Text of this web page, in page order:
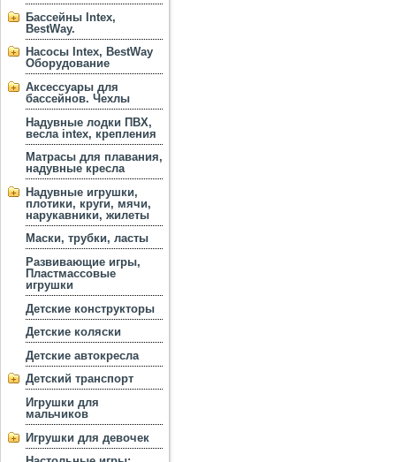
Бассейны Intex,
BestWay.
Насосы Intex, BestWay
Оборудование
Аксессуары для
бассейнов. Чехлы
Надувные лодки ПВХ,
весла intex, крепления
Матрасы для плавания,
надувные кресла
Надувные игрушки,
плотики, круги, мячи,
нарукавники, жилеты
Маски, трубки, ласты
Развивающие игры,
Пластмассовые
игрушки
Детские конструкторы
Детские коляски
Детские автокресла
Детский транспорт
Игрушки для
мальчиков
Игрушки для девочек